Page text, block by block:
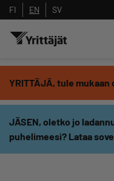
FI EN SV
YRITTÄJÄ, tule
JÄSEN, oletko jo
puhelimeesi? Lataa
Search news,